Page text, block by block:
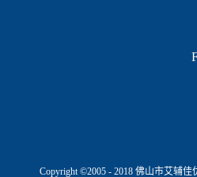
Copyright ©2005 - 2018 佛山市艾辅